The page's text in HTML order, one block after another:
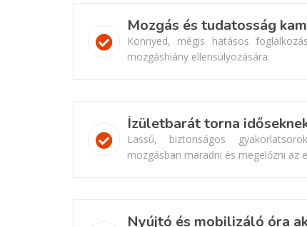
Mozgás és tudatosság
Könnyed, mégis hatásos
mozgáshiány ellensúlyozására.
Ízületbarát torna
Lassú, biztonságos
mozgásban maradni és megelőzni az
Nyújtó és mobilizáló óra